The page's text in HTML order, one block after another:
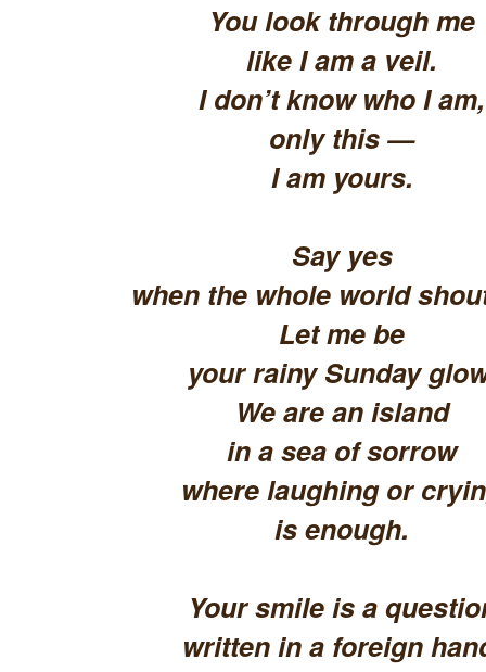
You look through me
like I am a veil.
I don’t know who I am,
only this —
I am yours.
Say yes
when the whole world
Let me be
your rainy Sunday
We are an island
in a sea of sorrow
where laughing or
is enough.
Your smile is a
written in a foreign